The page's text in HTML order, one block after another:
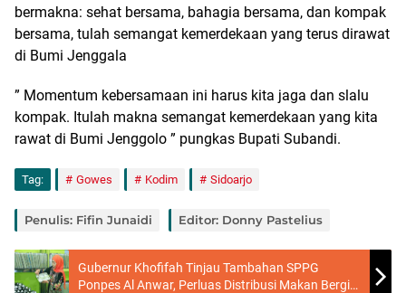
bermakna: sehat bersama, bahagia bersama, dan kompak
bersama, tulah semangat kemerdekaan yang terus dirawat
di Bumi Jenggala
” Momentum kebersamaan ini harus kita jaga dan slalu
kompak. Itulah makna semangat kemerdekaan yang kita
rawat di Bumi Jenggolo ” pungkas Bupati Subandi.
Tag: Gowes Kodim Sidoarjo
Penulis: Fifin Junaidi Editor: Donny Pastelius
Gubernur Khofifah Tinjau Tambahan SPPG
Ponpes Al Anwar, Perluas Distribusi Makan Bergizi